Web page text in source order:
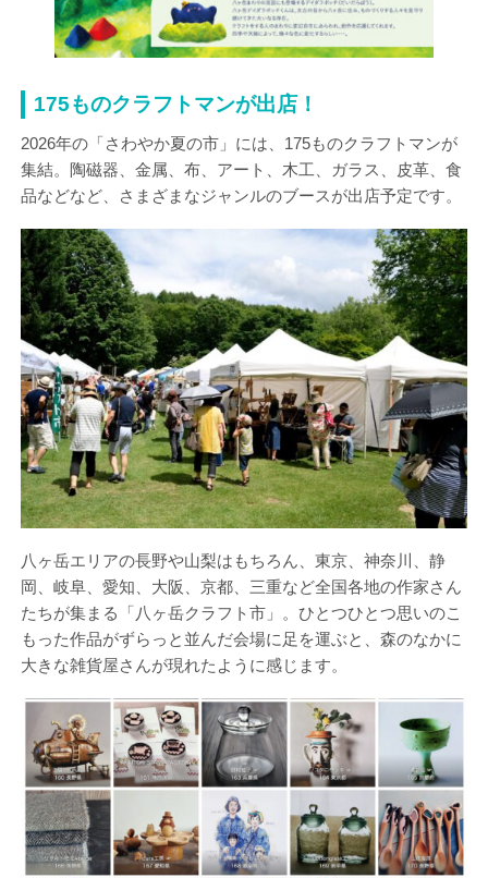
175ものクラフトマンが出店！
2026年の「さわやか夏の市」には、175ものクラフトマンが
集結。陶磁器、金属、布、アート、木工、ガラス、皮革、食
品などなど、さまざまなジャンルのブースが出店予定です。
八ヶ岳エリアの長野や山梨はもちろん、東京、神奈川、静
岡、岐阜、愛知、大阪、京都、三重など全国各地の作家さん
たちが集まる「八ヶ岳クラフト市」。ひとつひとつ思いのこ
もった作品がずらっと並んだ会場に足を運ぶと、森のなかに
大きな雑貨屋さんが現れたように感じます。